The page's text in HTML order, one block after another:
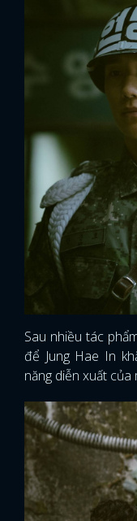
Sau nhiều tác
để Jung Hae In
năng diễn xuất